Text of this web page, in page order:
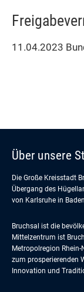
11.04.2023
Über unsere
Die Große Kreisstadt
Übergang des
von Karlsruhe in
Bruchsal ist die
Mittelzentrum ist
Metropolregion
zum prosperierenden
Innovation und